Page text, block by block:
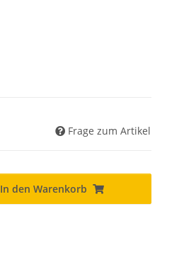
Frage zum Artikel
In den Warenkorb